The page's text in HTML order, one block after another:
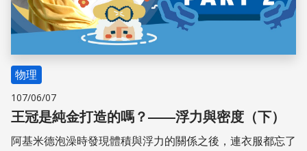
物理
107/06/07
王冠是純金打造的嗎？——浮力與密度（下）
阿基米德泡澡時發現體積與浮力的關係之後，連衣服都忘了